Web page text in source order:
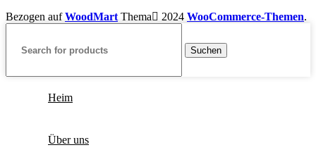
Bezogen aufWoodMart Thema 2024 WooCommerce-Themen.
Suchen
Heim
Über uns